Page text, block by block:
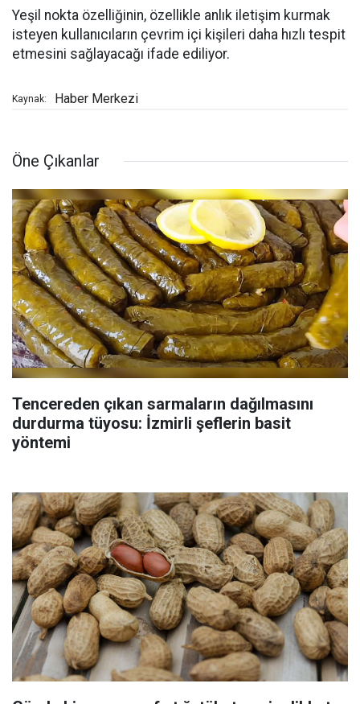
Yeşil nokta özelliğinin, özellikle anlık iletişim kurmak
isteyen kullanıcıların çevrim içi kişileri daha hızlı tespit
etmesini sağlayacağı ifade ediliyor.
Kaynak: Haber Merkezi
Öne Çıkanlar
Tencereden çıkan sarmaların dağılmasını
durdurma tüyosu: İzmirli şeflerin basit
yöntemi